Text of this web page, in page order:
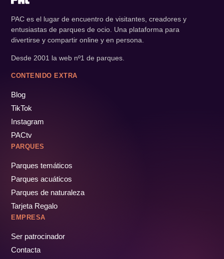
PAC es el lugar de encuentro de visitantes, creadores y
entusiastas de parques de ocio. Una plataforma para
divertirse y compartir online y en persona.
Desde 2001 la web nº1 de parques.
CONTENIDO EXTRA
Blog
TikTok
Instagram
PACtv
PARQUES
Parques temáticos
Parques acuáticos
Parques de naturaleza
Tarjeta Regalo
EMPRESA
Ser patrocinador
Contacta